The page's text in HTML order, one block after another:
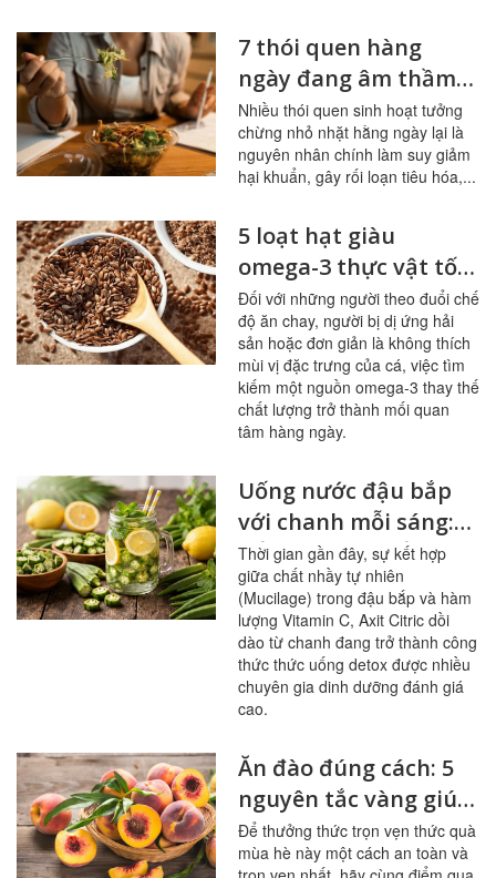
7 thói quen hàng
ngày đang âm thầm
tàn phá đường ruột
Nhiều thói quen sinh hoạt tưởng
chừng nhỏ nhặt hằng ngày lại là
nguyên nhân chính làm suy giảm
hại khuẩn, gây rối loạn tiêu hóa,...
5 loạt hạt giàu
omega-3 thực vật tốt
nhất cho người ít ăn
cá
Đối với những người theo đuổi chế
độ ăn chay, người bị dị ứng hải
sản hoặc đơn giản là không thích
mùi vị đặc trưng của cá, việc tìm
kiếm một nguồn omega-3 thay thế
chất lượng trở thành mối quan
tâm hàng ngày.
Uống nước đậu bắp
với chanh mỗi sáng:
bổ mạch máu, ổn
đường huyết
Thời gian gần đây, sự kết hợp
giữa chất nhầy tự nhiên
(Mucilage) trong đậu bắp và hàm
lượng Vitamin C, Axit Citric dồi
dào từ chanh đang trở thành công
thức thức uống detox được nhiều
chuyên gia dinh dưỡng đánh giá
cao.
Ăn đào đúng cách: 5
nguyên tắc vàng giúp
sạch mạch máu,
tránh ngộ độc
Để thưởng thức trọn vẹn thức quà
mùa hè này một cách an toàn và